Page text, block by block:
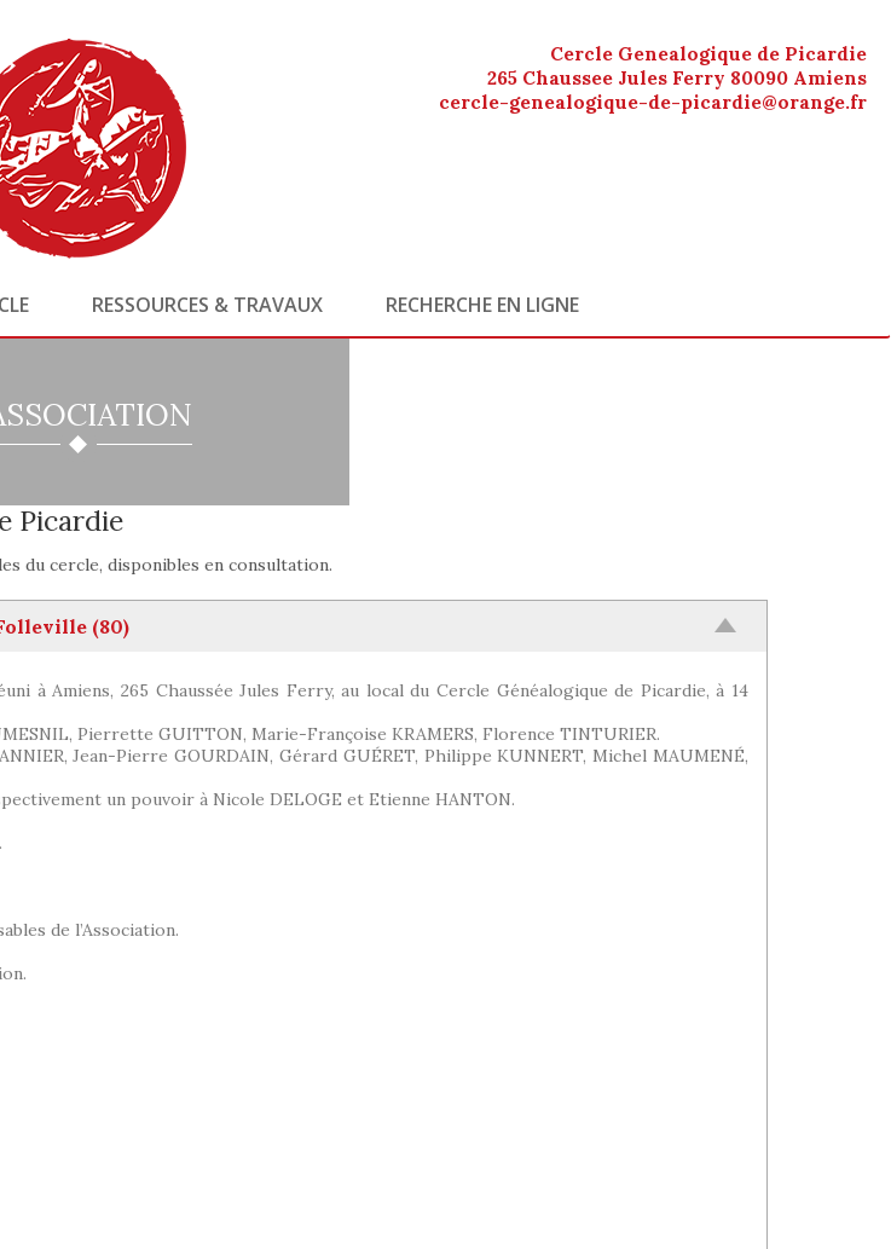
Cercle Genealogique de Picardie
265 Chaussee Jules Ferry 80090 Amiens
cercle-genealogique-de-picardie@orange.fr
RESSOURCES & TRAVAUX RECHERCHE EN LIGNE
Picardie
du cercle, disponibles en consultation.
(80)
à Amiens, 265 Chaussée Jules Ferry, au local du Cercle Généalogique de Picardie, à 14
Pierrette GUITTON, Marie-Françoise KRAMERS, Florence TINTURIER.
Jean-Pierre GOURDAIN, Gérard GUÉRET, Philippe KUNNERT, Michel MAUMENÉ,
un pouvoir à Nicole DELOGE et Etienne HANTON.
de l’Association.